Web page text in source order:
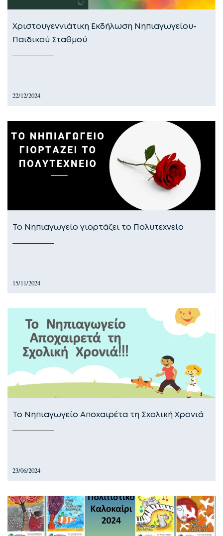
Χριστουγεννιάτικη Εκδήλωση Νηπιαγωγείου-
Παιδικού Σταθμού
22/12/2024
Το Νηπιαγωγείο γιορτάζει το Πολυτεχνείο
15/11/2024
Το Νηπιαγωγείο Αποχαιρέτα τη Σχολική Χρονιά
23/06/2024